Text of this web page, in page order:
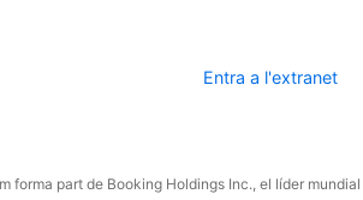
Entra a l'extranet
forma part de Booking Holdings Inc., el líder